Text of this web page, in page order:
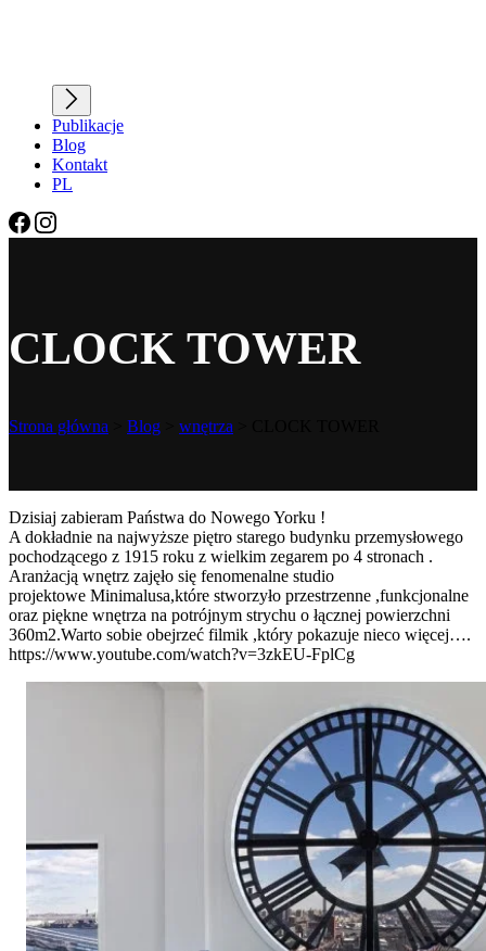
Publikacje
Blog
Kontakt
PL
CLOCK TOWER
Strona główna Blog wnętrza
Dzisiaj zabieram Państwa do Nowego Yorku !
A dokładnie na najwyższe piętro starego budynku przemysłowego
pochodzącego z 1915 roku z wielkim zegarem po 4 stronach .
Aranżacją wnętrz zajęło się fenomenalne studio
projektowe Minimalusa,które stworzyło przestrzenne ,funkcjonalne
oraz piękne wnętrza na potrójnym strychu o łącznej powierzchni
360m2.Warto sobie obejrzeć filmik ,który pokazuje nieco więcej….
https://www.youtube.com/watch?v=3zkEU-FplCg